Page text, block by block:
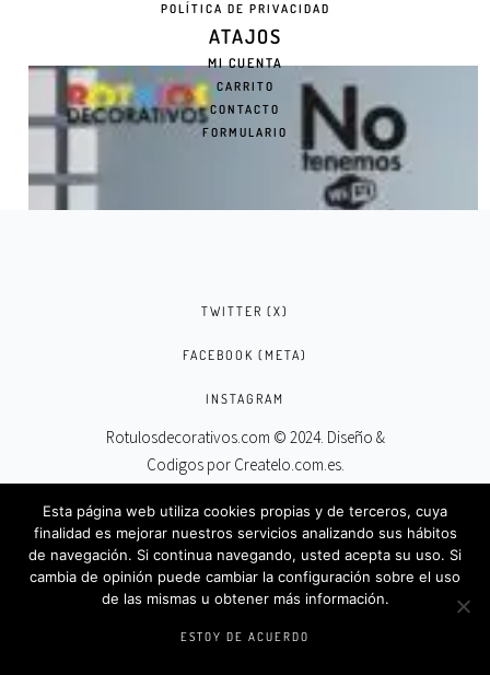
ADHESIVO NO TENEMOS WI-FI HABLEN
ENTRE USTEDES
POLÍTICA DE PRIVACIDAD
ATAJOS
MI CUENTA
CARRITO
CONTACTO
FORMULARIO
TWITTER (X)
FACEBOOK (META)
INSTAGRAM
Rotulosdecorativos.com © 2024. Diseño &
Codigos por Createlo.com.es.
Esta página web utiliza cookies propias y de terceros, cuya
finalidad es mejorar nuestros servicios analizando sus hábitos
de navegación. Si continua navegando, usted acepta su uso. Si
cambia de opinión puede cambiar la configuración sobre el uso
de las mismas u obtener más información.
ESTOY DE ACUERDO